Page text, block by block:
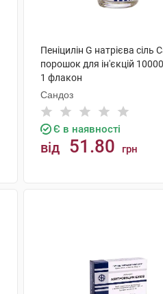
Пеніцилін G натрієва сіль
порошок для ін'єкцій
1 флакон
Сандоз
Є в наявності
від 51.80 грн